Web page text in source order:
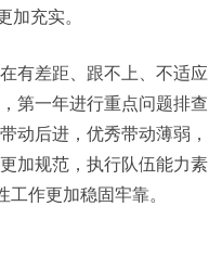
加充实。
有差距、跟不上、不适应
第一年进行重点问题排查
动后进，优秀带动薄弱，
加规范，执行队伍能力素
作更加稳固牢靠。